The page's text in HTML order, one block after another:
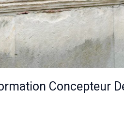
Concepteur